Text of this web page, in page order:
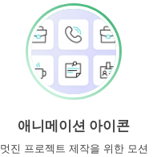
애니메이션 아이콘
멋진 프로젝트 제작을 위한 모션